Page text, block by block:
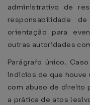
administrativo de
responsabilidade
orientação para
outras autoridades
Parágrafo único.
indícios de que
com abuso de direito
a prática de atos